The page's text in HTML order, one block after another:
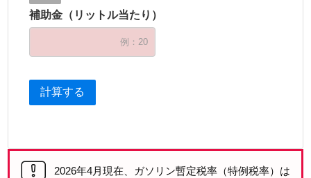
補助金（リットル当たり）
計算する
2026年4月現在、ガソリン暫定税率（特例税率）は